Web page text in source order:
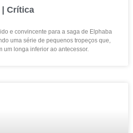
| Crítica
e convincente para a saga de Elphaba
uma série de pequenos tropeços que,
um longa inferior ao antecessor.